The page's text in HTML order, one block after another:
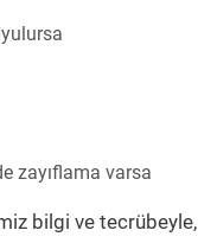
zayıflama varsa
bilgi ve tecrübeyle,